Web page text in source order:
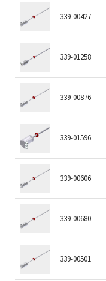
339-00427
339-01258
339-00876
339-01596
339-00606
339-00680
339-00501